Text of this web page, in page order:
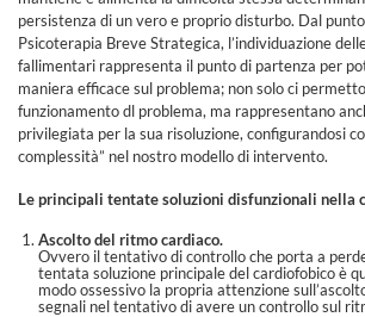
persistenza di un vero e proprio disturbo. Dal
Psicoterapia Breve Strategica, l’individuazione
fallimentari rappresenta il punto di partenza per
maniera efficace sul problema; non solo ci
funzionamento dl problema, ma rappresentano
privilegiata per la sua risoluzione, configurandosi
complessità” nel nostro modello di intervento.
Le principali tentate soluzioni disfunzionali nella
Ascolto del ritmo cardiaco.
Ovvero il tentativo di controllo che porta a
tentata soluzione principale del cardiofobico è
modo ossessivo la propria attenzione
segnali nel tentativo di avere un controllo sul